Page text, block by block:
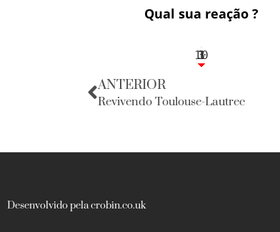
Qual sua reação ?
3
1
1
3
10
ANTERIOR
Revivendo Toulouse-Lautrec
Desenvolvido pela crobin.co.uk